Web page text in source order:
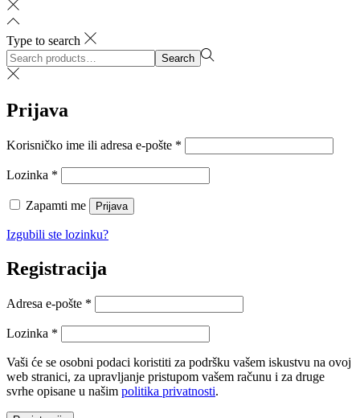
Type to search
Search
for:>
Search
Prijava
Korisničko ime ili adresa e-pošte *
Lozinka *
Zapamti me Prijava
Izgubili ste lozinku?
Registracija
Adresa e-pošte *
Lozinka *
Vaši će se osobni podaci koristiti za podršku vašem iskustvu na ovoj
web stranici, za upravljanje pristupom vašem računu i za druge
svrhe opisane u našim politika privatnosti.